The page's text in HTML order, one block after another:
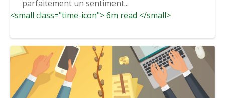
parfaitement un sentiment...
<small class="time-icon"> 6m read </small>